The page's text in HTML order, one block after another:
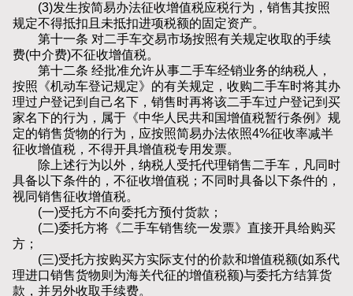
(3)发生按简易办法征收增值税应税行为，销售其按照
规定不得抵扣且未抵扣进项税额的固定资产。
第十一条 对二手车交易市场按照有关规定收取的手续
费(中介费)不征收增值税。
第十二条 经批准允许从事二手车经销业务的纳税人，
按照《机动车登记规定》的有关规定，收购二手车时将其办
理过户登记到自己名下，销售时再将该二手车过户登记到买
家名下的行为，属于《中华人民共和国增值税暂行条例》规
定的销售货物的行为，应按照简易办法依照4%征收率减半
征收增值税，不得开具增值税专用发票。
除上述行为以外，纳税人受托代理销售二手车，凡同时
具备以下条件的，不征收增值税；不同时具备以下条件的，
视同销售征收增值税。
(一)受托方不向委托方预付货款；
(二)委托方将《二手车销售统一发票》直接开具给购买
方；
(三)受托方按购买方实际支付的价款和增值税额(如系代
理进口销售货物则为海关代征的增值税额)与委托方结算货
款，并另外收取手续费。